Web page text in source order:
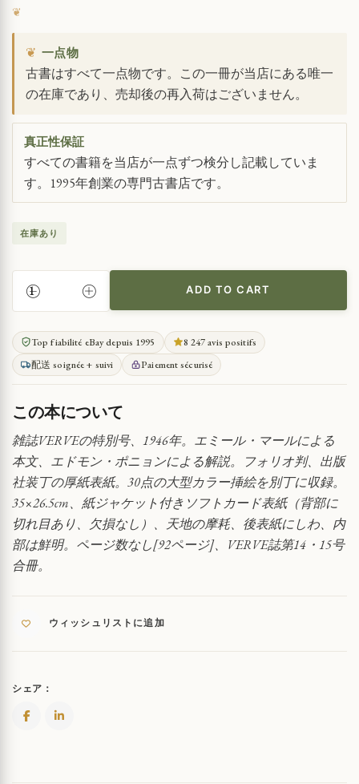
❦ 一点物
古書はすべて一点物です。この一冊が当店にある唯一
の在庫であり、売却後の再入荷はございません。
真正性保証
すべての書籍を当店が一点ずつ検分し記載していま
す。1995年創業の専門古書店です。
在庫あり
ェ
ル
ヴ
誌
に
載
さ
れ
た
ア
ン
ヌ・
ド・
ブ
ル
ニ
の
祷
QUANTITY
ADD TO CART
Top fiabilité eBay depuis 1995
8 247 avis positifs
配送 soignée + suivi
Paiement sécurisé
この本について
雑誌VERVEの特別号、1946年。エミール・マールによる
本文、エドモン・ポニョンによる解説。フォリオ判、出版
社装丁の厚紙表紙。30点の大型カラー挿絵を別丁に収録。
35×26.5cm、紙ジャケット付きソフトカード表紙（背部に
切れ目あり、欠損なし）、天地の摩耗、後表紙にしわ、内
部は鮮明。ページ数なし[92ページ]、VERVE誌第14・15号
合冊。
ウィッシュリストに追加
シェア：